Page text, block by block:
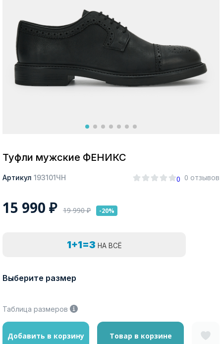
Москва
Туфли мужские ФЕНИКС
Артикул 193101ЧН 0 0 отзывов
15 990 ₽ 19 990₽ -20%
1+1=3 НА ВСЁ
Выберите размер
Таблица размеров
Добавить в корзину Товар в корзине